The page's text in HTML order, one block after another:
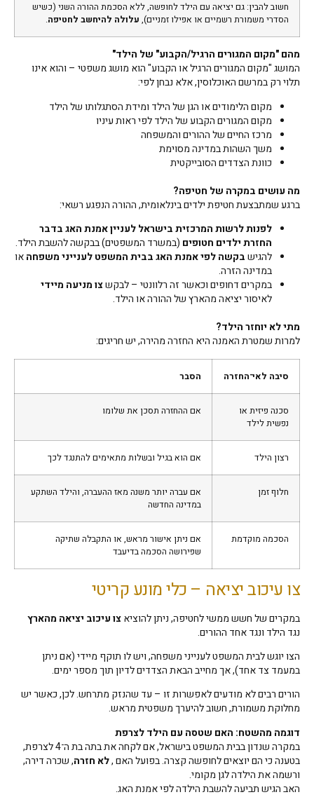
חשוב להבין: גם יציאה עם הילד לחופשה, ללא הסכמת ההורה השני (כשיש
הסדרי משמורת רשמיים או אפילו זמניים),עלולה להיחשב לחטיפה.
מהם "מקום המגורים הרגיל/הקבוע" של הילד"
המושג "מקום המגורים הרגיל או הקבוע" הוא מושג משפטי – והוא אינו
תלוי רק במרשם האוכלוסין, אלא נבחן לפי:
מקום הלימודים או הגן של הילד ומידת הסתגלותו של הילד
מקום המגורים הקבוע של הילד לפי ראות עיניו
מרכז החיים של ההורים והמשפחה
משך השהות במדינה מסוימת
כוונת הצדדים הסובייקטית
מה עושים במקרה של חטיפה?
ברגע שמתבצעת חטיפת ילדים בינלאומית, ההורה הנפגע רשאי:
לפנות לרשות המרכזית בישראללעניין אמנת האג בדבר
החזרת ילדים חטופים(במשרד המשפטים) בבקשה להשבת הילד.
להגישבקשה לפי אמנת האג בבית המשפט לענייני משפחהאו
במדינה הזרה.
במקרים דחופים וכאשר זה רלוונטי – לבקשצו מניעה מיידי
לאיסור יציאה מהארץ של ההורה או הילד.
מתי לא יוחזר הילד?
למרות שמטרת האמנה היא החזרה מהירה, יש חריגים:
סיבה לאי־החזרה הסבר
סכנה פיזית או
נפשית לילד
אם ההחזרה תסכן את שלומו
רצון הילד אם הוא בגיל ובשלות מתאימים להתנגד לכך
חלוף זמן
אם עברה יותר משנה מאז ההעברה, והילד השתקע
במדינה החדשה
הסכמה מוקדמת
אם ניתן אישור מראש, או התקבלה שתיקה
שפירושה הסכמה בדיעבד
צו עיכוב יציאה – כלי מונע קריטי
במקרים של חשש ממשי לחטיפה, ניתן להוציאצו עיכוב יציאה מהארץ
נגד הילד ונגד אחד ההורים.
הצו יוגש לבית המשפט לענייני משפחה, ויש לו תוקף מיידי (אם ניתן
במעמד צד אחד), אך מחייב הבאת הצדדים לדיון תוך מספר ימים.
הורים רבים לא מודעים לאפשרות זו – עד שהנזק מתרחש. לכן, כאשר יש
מחלוקת משמורת, חשוב להיערך משפטית מראש.
דוגמה מהשטח: האם שטסה עם הילד לצרפת
במקרה שנדון בבית המשפט בישראל, אם לקחה את בתה בת ה־4 לצרפת,
בטענה כי הם יוצאים לחופשה קצרה. בפועל האם ,לא חזרה, שכרה דירה,
ורשמה את הילדה לגן מקומי.
האב הגיש תביעה להשבת הילדה לפי אמנת האג.